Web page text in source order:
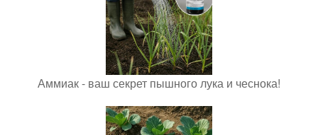
Аммиак - ваш секрет пышного лука и чеснока!